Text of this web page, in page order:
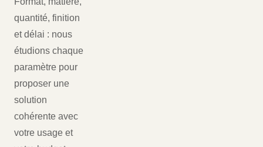
quantité, finition
et délai : nous
étudions chaque
paramètre pour
proposer une
solution
cohérente avec
votre usage et